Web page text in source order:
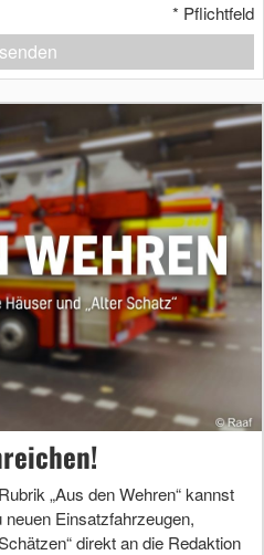
* Pflichtfeld
„Aus den Wehren“ kannst
Einsatzfahrzeugen,
direkt an die Redaktion